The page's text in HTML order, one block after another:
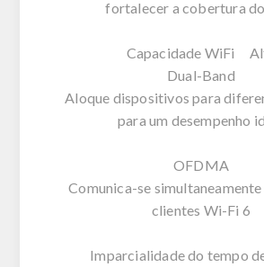
fortalecer a cobertura
Capacidade WiFi
Dual-Band
Aloque dispositivos para
para um desempenho
OFDMA
Comunica-se
clientes Wi-Fi 6
Imparcialidade do tempo